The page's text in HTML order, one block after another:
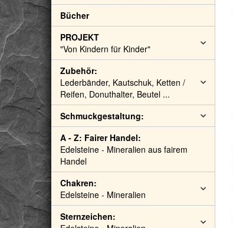
Bücher
PROJEKT
"Von Kindern für Kinder"
Zubehör:
Lederbänder, Kautschuk, Ketten /
Reifen, Donuthalter, Beutel ...
Schmuckgestaltung:
A - Z: Fairer Handel:
Edelsteine - Mineralien aus fairem
Handel
Chakren:
Edelsteine - Mineralien
Sternzeichen: